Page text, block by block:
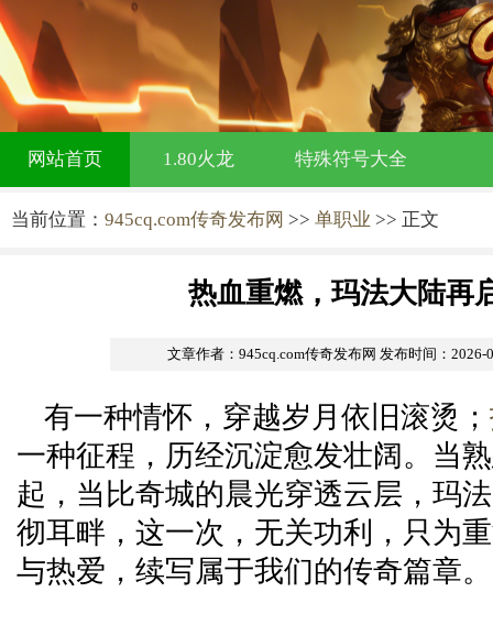
网站首页 1.80火龙 特殊符号大全
当前位置： 945cq.com传奇发布网 >> 单职业 >> 正文
热血重燃，玛法大陆再
文章作者：945cq.com传奇发布网 发布时间：2026-
有一种情怀，穿越岁月依旧滚烫；
一种征程，历经沉淀愈发壮阔。当
起，当比奇城的晨光穿透云层，玛
彻耳畔，这一次，无关功利，只为
与热爱，续写属于我们的传奇篇章。